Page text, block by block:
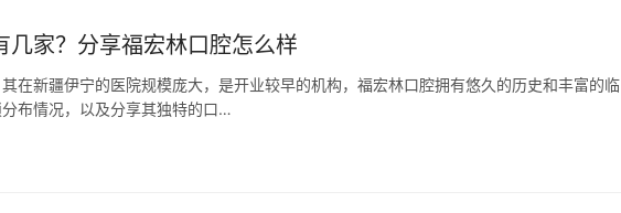
家？分享福宏林口腔怎么样
在新疆伊宁的医院规模庞大，是开业较早的机构，福宏林口腔拥有悠久的历史和丰富的临
布情况，以及分享其独特的口…